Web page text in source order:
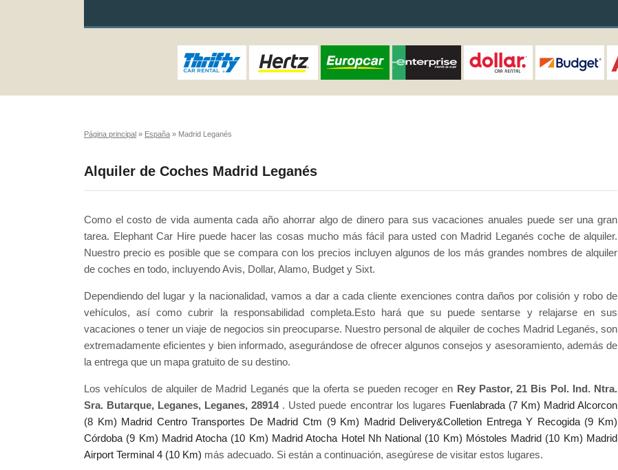
Página principal » España » Madrid Leganés
Alquiler de Coches Madrid Leganés
Como el costo de vida aumenta cada año ahorrar algo de dinero para sus vacaciones anuales puede ser una gran
tarea. Elephant Car Hire puede hacer las cosas mucho más fácil para usted con Madrid Leganés coche de alquiler.
Nuestro precio es posible que se compara con los precios incluyen algunos de los más grandes nombres de alquiler
de coches en todo, incluyendo Avis, Dollar, Alamo, Budget y Sixt.
Dependiendo del lugar y la nacionalidad, vamos a dar a cada cliente exenciones contra daños por colisión y robo de
vehículos, así como cubrir la responsabilidad completa.Esto hará que su puede sentarse y relajarse en sus
vacaciones o tener un viaje de negocios sin preocuparse. Nuestro personal de alquiler de coches Madrid Leganés, son
extremadamente eficientes y bien informado, asegurándose de ofrecer algunos consejos y asesoramiento, además de
la entrega que un mapa gratuito de su destino.
Los vehículos de alquiler de Madrid Leganés que la oferta se pueden recoger en Rey Pastor, 21 Bis Pol. Ind. Ntra.
Sra. Butarque, Leganes, Leganes, 28914 . Usted puede encontrar los lugares Fuenlabrada (7 Km) Madrid Alcorcon
(8 Km) Madrid Centro Transportes De Madrid Ctm (9 Km) Madrid Delivery&Colletion Entrega Y Recogida (9 Km)
Córdoba (9 Km) Madrid Atocha (10 Km) Madrid Atocha Hotel Nh National (10 Km) Móstoles Madrid (10 Km) Madrid
Airport Terminal 4 (10 Km) más adecuado. Si están a continuación, asegúrese de visitar estos lugares.